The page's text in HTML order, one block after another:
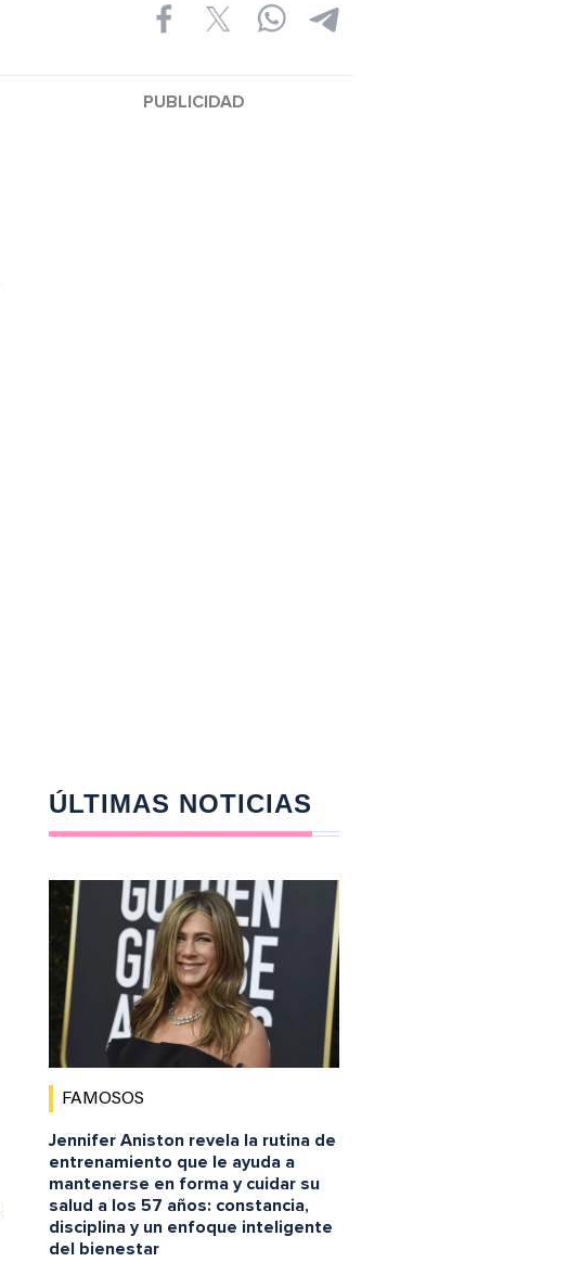
ÚLTIMAS NOTICIAS
FAMOSOS
Jennifer Aniston revela la rutina de
entrenamiento que le ayuda a
mantenerse en forma y cuidar su
salud a los 57 años: constancia,
disciplina y un enfoque inteligente
del bienestar